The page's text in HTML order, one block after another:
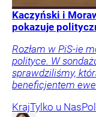
Kaczyński i
pokazuje
Rozłam w PiS-ie
polityce. W
sprawdziliśmy,
beneficjentem
KrajTylko u Nas